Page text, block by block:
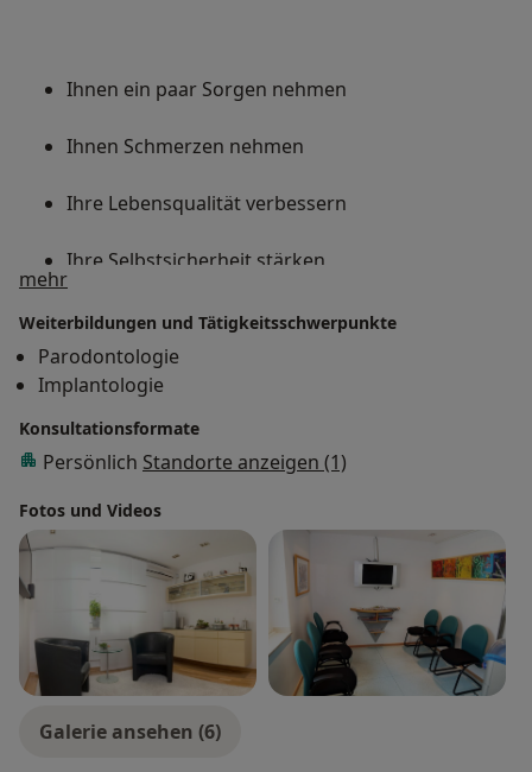
Ihnen ein paar Sorgen nehmen
Ihnen Schmerzen nehmen
Ihre Lebensqualität verbessern
Ihre Selbstsicherheit stärken
Ihre Chancen verbessern
Ihnen Gesundheit und Attraktivität geben
Sie zufrieden machen
mehrÜber mich
Weiterbildungen und Tätigkeitsschwerpunkte
Parodontologie
Implantologie
Konsultationsformate
Persönlich Standorte anzeigen (1)
Fotos und Videos
Galerie ansehen (6)